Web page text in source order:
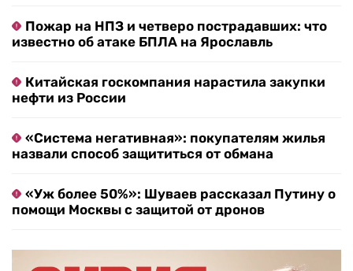
Пожар на НПЗ и четверо пострадавших: что
известно об атаке БПЛА на Ярославль
Китайская госкомпания нарастила закупки
нефти из России
«Система негативная»: покупателям жилья
назвали способ защититься от обмана
«Уж более 50%»: Шуваев рассказал Путину о
помощи Москвы с защитой от дронов